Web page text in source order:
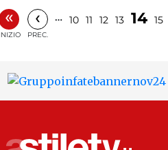
«
INIZIO
‹
PREC.
… 10 11 12 13 14 15